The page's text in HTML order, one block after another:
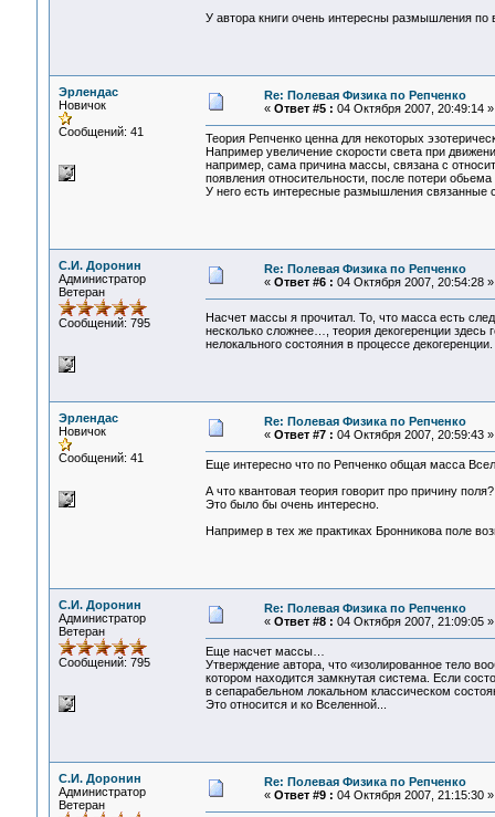
У автора книги очень интересны размышления по
Эрлендас
Новичок
Сообщений: 41
Re: Полевая Физика по Репченко
« Ответ #5 : 04 Октября 2007, 20:49:14 »
Теория Репченко ценна для некоторых
Например увеличение скорости света при
например, сама причина массы, связана с
появления относительности, после потери обьема
У него есть интересные размышления связанные
С.И. Доронин
Администратор
Ветеран
Сообщений: 795
Re: Полевая Физика по Репченко
« Ответ #6 : 04 Октября 2007, 20:54:28 »
Насчет массы я прочитал. То, что масса есть
несколько сложнее…, теория декогеренции здесь
нелокального состояния в процессе декогеренции.
Эрлендас
Новичок
Сообщений: 41
Re: Полевая Физика по Репченко
« Ответ #7 : 04 Октября 2007, 20:59:43 »
Еще интересно что по Репченко общая масса
А что квантовая теория говорит про причину поля?
Это было бы очень интересно.
Например в тех же практиках Бронникова поле
С.И. Доронин
Администратор
Ветеран
Сообщений: 795
Re: Полевая Физика по Репченко
« Ответ #8 : 04 Октября 2007, 21:09:05 »
Еще насчет массы…
Утверждение автора, что «изолированное тело
котором находится замкнутая система. Если
в сепарабельном локальном классическом
Это относится и ко Вселенной...
С.И. Доронин
Администратор
Ветеран
Re: Полевая Физика по Репченко
« Ответ #9 : 04 Октября 2007, 21:15:30 »